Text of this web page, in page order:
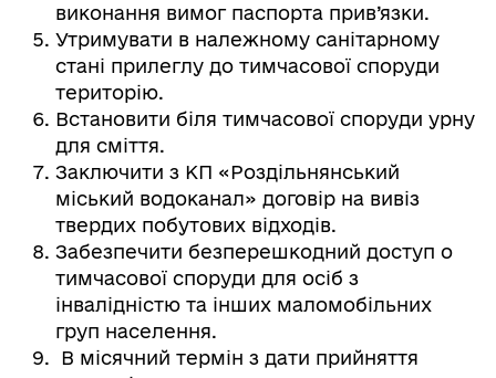
виконання вимог паспорта прив’язки.
Утримувати в належному санітарному
стані прилеглу до тимчасової споруди
територію.
Встановити біля тимчасової споруди урну
для сміття.
Заключити з КП «Роздільнянський
міський водоканал» договір на вивіз
твердих побутових відходів.
Забезпечити безперешкодний доступ о
тимчасової споруди для осіб з
інвалідністю та інших маломобільних
груп населення.
В місячний термін з дати прийняття